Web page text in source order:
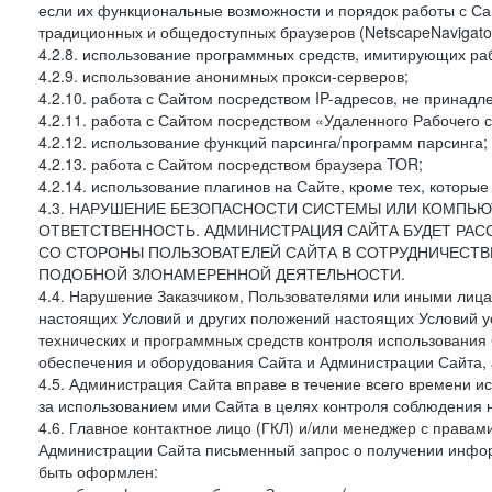
если их функциональные возможности и порядок работы с
традиционных и общедоступных браузеров
4.2.8. использование программных средств, имитирующих
4.2.9. использование анонимных прокси-серверов;
4.2.10. работа с Сайтом посредством IP-адресов, не
4.2.11. работа с Сайтом посредством «Удаленного Рабочего
4.2.12. использование функций парсинга/программ парсинга;
4.2.13. работа с Сайтом посредством браузера TOR;
4.2.14. использование плагинов на Сайте, кроме тех,
4.3. НАРУШЕНИЕ БЕЗОПАСНОСТИ СИСТЕМЫ ИЛИ
ОТВЕТСТВЕННОСТЬ. АДМИНИСТРАЦИЯ САЙТА БУДЕТ
СО СТОРОНЫ ПОЛЬЗОВАТЕЛЕЙ САЙТА В
ПОДОБНОЙ ЗЛОНАМЕРЕННОЙ ДЕЯТЕЛЬНОСТИ.
4.4. Нарушение Заказчиком, Пользователями или иными
настоящих Условий и других положений настоящих Условий
технических и программных средств контроля
обеспечения и оборудования Сайта и Администрации
4.5. Администрация Сайта вправе в течение всего времени
за использованием ими Сайта в целях контроля
4.6. Главное контактное лицо (ГКЛ) и/или менеджер с
Администрации Сайта письменный запрос о получении
быть оформлен: